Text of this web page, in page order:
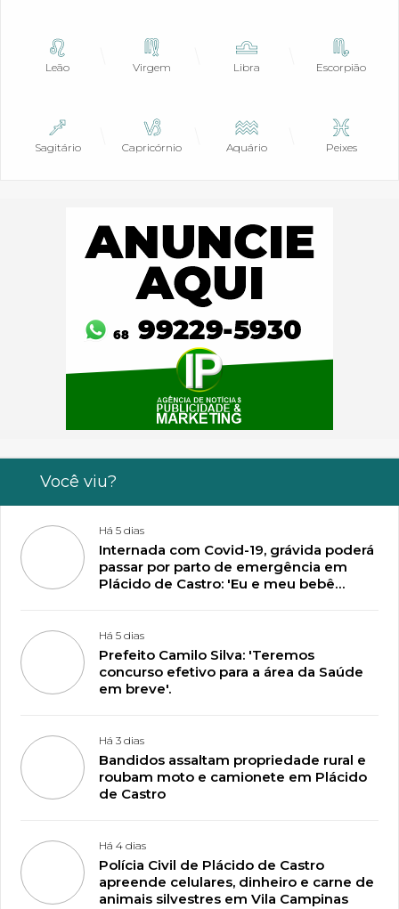
Leão Virgem Libra Escorpião
Sagitário Capricórnio Aquário Peixes
Você viu?
Há 5 dias
Internada com Covid-19, grávida poderá
passar por parto de emergência em
Plácido de Castro: 'Eu e meu bebê
Há 5 dias
Prefeito Camilo Silva: 'Teremos
concurso efetivo para a área da Saúde
em breve'.
Há 3 dias
Bandidos assaltam propriedade rural e
roubam moto e camionete em Plácido
de Castro
Há 4 dias
Polícia Civil de Plácido de Castro
apreende celulares, dinheiro e carne de
animais silvestres em Vila Campinas